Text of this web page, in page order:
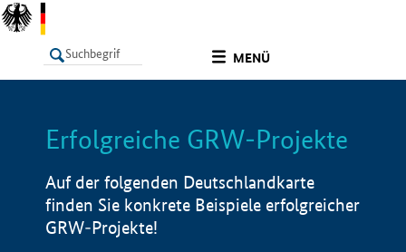
MENÜ
LISTE Info
Erfolgreiche GRW-Projekte
Auf der folgenden Deutschlandkarte
finden Sie konkrete Beispiele erfolgreicher
GRW-Projekte!